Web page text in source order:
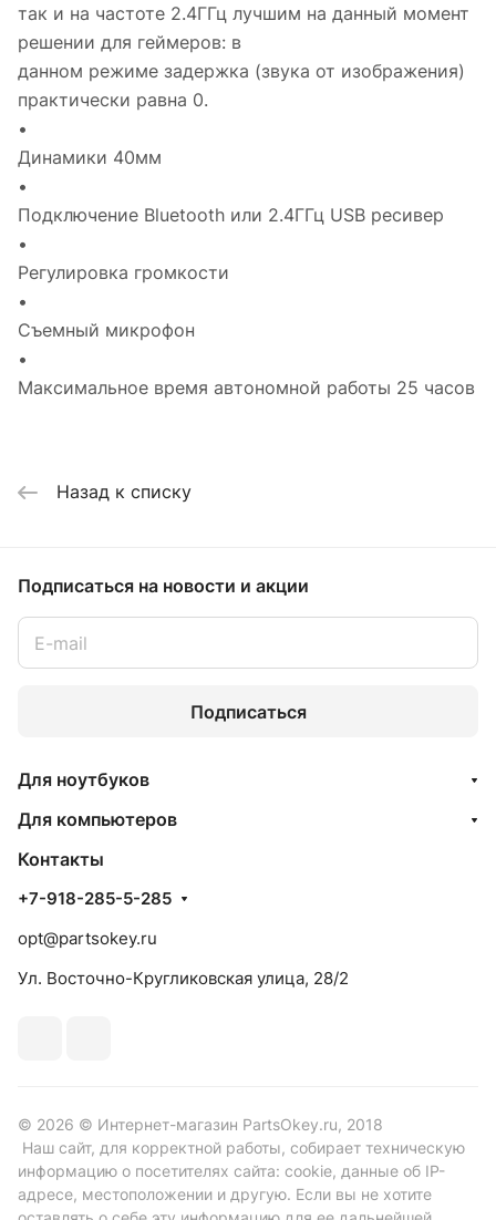
так и на частоте 2.4ГГц лучшим на данный момент
решении для геймеров: в
данном режиме задержка (звука от изображения)
практически равна 0.
•
Динамики 40мм
•
Подключение Bluetooth или 2.4ГГц USB ресивер
•
Регулировка громкости
•
Съемный микрофон
•
Максимальное время автономной работы 25 часов
Назад к списку
Подписаться на новости и акции
Подписаться
Для ноутбуков
Для компьютеров
Контакты
+7-918-285-5-285
opt@partsokey.ru
Ул. Восточно-Кругликовская улица, 28/2
© 2026 © Интернет-магазин PartsOkey.ru, 2018
Наш сайт, для корректной работы, собирает техническую
информацию о посетителях сайта: cookie, данные об IP-
адресе, местоположении и другую. Если вы не хотите